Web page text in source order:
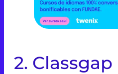
2. Classgap